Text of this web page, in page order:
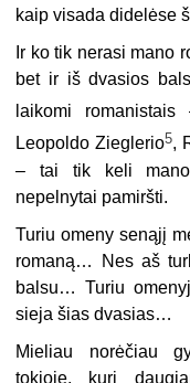
kaip visada didelėse
Ir ko tik nerasi mano
bet ir iš dvasios
laikomi
Leopoldo Zieglerio5,
– tai tik keli mano
nepelnytai pamiršti.
Turiu omeny senąjį
romaną… Nes aš
balsu… Turiu
sieja šias dvasias…
Mieliau norėčiau
tokioje, kuri